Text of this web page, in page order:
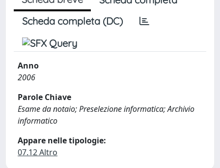
Scheda completa (DC)
Anno
2006
Parole Chiave
Esame da notaio; Preselezione informatica; Archivio
informatico
Appare nelle tipologie:
07.12 Altro